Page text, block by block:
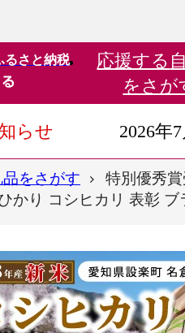
るさと納税 応援する
をさが
らせ 2026年
をさがす
特別優秀
かり コシヒカリ 表彰 ブ